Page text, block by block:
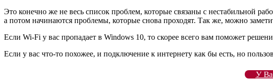
Это конечно же не весь список проблем, которые связаны с нестабильной
а потом начинаются проблемы, которые снова проходят. Так же, можно
Если Wi-Fi у вас пропадает в Windows 10, то скорее всего вам поможет
Если у вас что-то похожее, и подключение к интернету как бы есть, но
У